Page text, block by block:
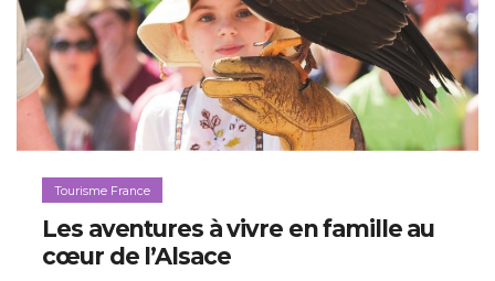
Tourisme France
Les aventures à vivre en famille au
cœur de l’Alsace